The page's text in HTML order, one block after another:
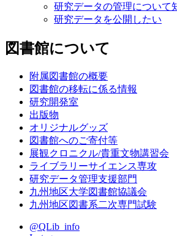
研究データの管理について
研究データを公開したい
図書館について
附属図書館の概要
図書館の移転に係る情報
研究開発室
出版物
オリジナルグッズ
図書館へのご寄付等
展観クロニクル/貴重文物講習会
ライブラリーサイエンス専攻
研究データ管理支援部門
九州地区大学図書館協議会
九州地区図書系二次専門試験
@QLib_info